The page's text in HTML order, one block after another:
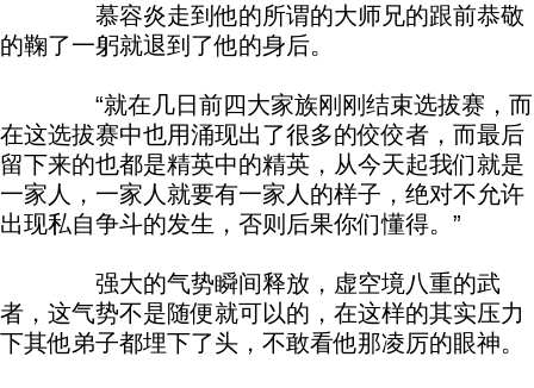
慕容炎走到他的所谓的大师兄的跟前恭敬
的鞠了一躬就退到了他的身后。
“就在几日前四大家族刚刚结束选拔赛，而
在这选拔赛中也用涌现出了很多的佼佼者，而最后
留下来的也都是精英中的精英，从今天起我们就是
一家人，一家人就要有一家人的样子，绝对不允许
出现私自争斗的发生，否则后果你们懂得。”
强大的气势瞬间释放，虚空境八重的武
者，这气势不是随便就可以的，在这样的其实压力
下其他弟子都埋下了头，不敢看他那凌厉的眼神。